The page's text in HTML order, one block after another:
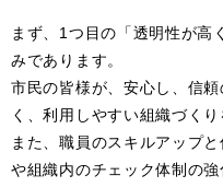
まず、1つ目の「透明性が高
みであります。
市民の皆様が、安心し、信
く、利用しやすい組織づく
また、職員のスキルアップ
や組織内のチェック体制の